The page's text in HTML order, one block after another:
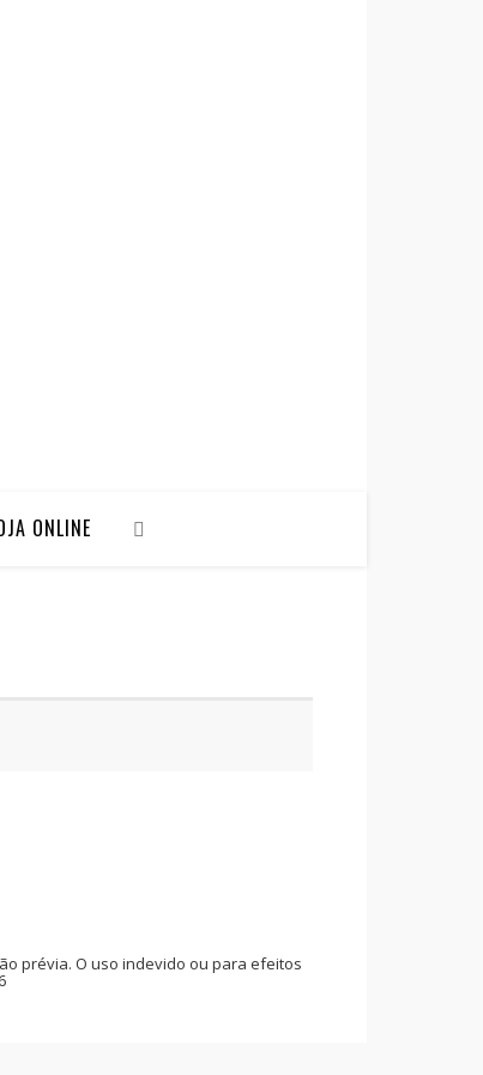
ONLINE
prévia. O uso indevido ou para efeitos